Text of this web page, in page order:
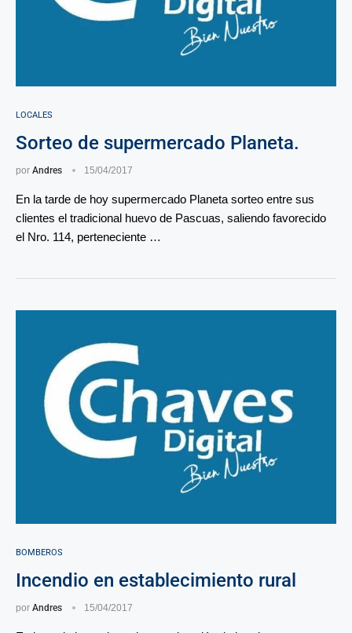
LOCALES
Sorteo de supermercado Planeta.
por Andres 15/04/2017
En la tarde de hoy supermercado Planeta sorteo entre sus
clientes el tradicional huevo de Pascuas, saliendo favorecido
el Nro. 114, perteneciente …
BOMBEROS
Incendio en establecimiento rural
por Andres 15/04/2017